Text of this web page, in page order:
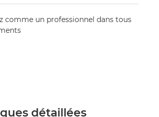
comme un professionnel dans tous
détaillées